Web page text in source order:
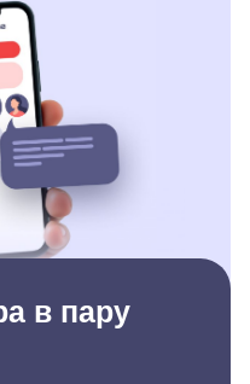
в пару